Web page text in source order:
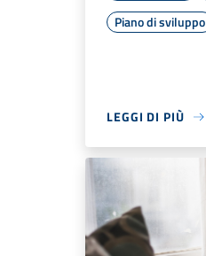
Piano di sviluppo
LEGGI DI PIÙ